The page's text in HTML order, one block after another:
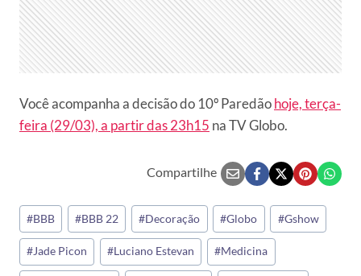
Você acompanha a decisão do 10º Paredãohoje, terça-
feira (29/03), a partir das 23h15 na TV Globo.
Compartilhe
Tags
do
Post:
#BBB #BBB 22 #Decoração #Globo #Gshow
#Jade Picon #Luciano Estevan #Medicina